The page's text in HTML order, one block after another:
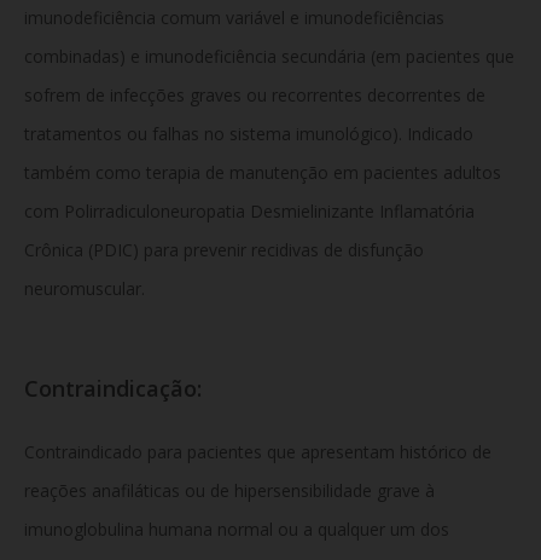
imunodeficiência comum variável e imunodeficiências
combinadas) e imunodeficiência secundária (em pacientes que
sofrem de infecções graves ou recorrentes decorrentes de
tratamentos ou falhas no sistema imunológico). Indicado
também como terapia de manutenção em pacientes adultos
com Polirradiculoneuropatia Desmielinizante Inflamatória
Crônica (PDIC) para prevenir recidivas de disfunção
neuromuscular.
Contraindicação:
Contraindicado para pacientes que apresentam histórico de
reações anafiláticas ou de hipersensibilidade grave à
imunoglobulina humana normal ou a qualquer um dos